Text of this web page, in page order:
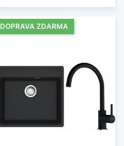
DOPRAVA ZDARMA